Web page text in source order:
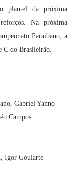
plantel da próxima
Na próxima
Paraibano, a
C do Brasileirão.
Gabriel Yanno
Campos
Igor Goularte